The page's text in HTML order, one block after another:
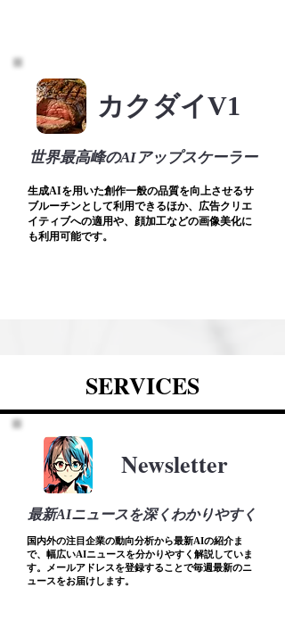
カクダイV1
世界最高峰のAIアップスケーラー
​生成AIを用いた創作一般の品質を向上させるサ
ブルーチンとして利用できるほか、広告クリエ
イティブへの適用や、顔加工などの画像美化に
も利用可能です。
SERVICES
国内外の注目企業の動向分析から最新AIの紹介ま
で、幅広いAIニュースを分かりやすく解説していま
す。メールアドレスを登録することで毎週最新のニ
ュースをお届けします。
Newsletter
最新AIニュースを深くわかりやすく